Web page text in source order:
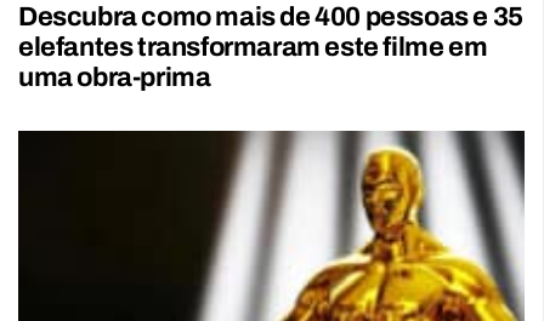
Descubra como mais de 400 pessoas e 35
elefantes transformaram este filme em
uma obra-prima